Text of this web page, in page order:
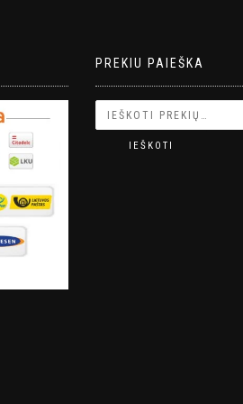
PREKIU PAIEŠKA
IEŠKOTI